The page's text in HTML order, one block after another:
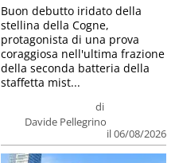
di
Davide Pellegrino
il 06/08/2026
Buon debutto iridato della
stellina della Cogne,
protagonista di una prova
coraggiosa nell'ultima frazione
della seconda batteria della
staffetta mist...